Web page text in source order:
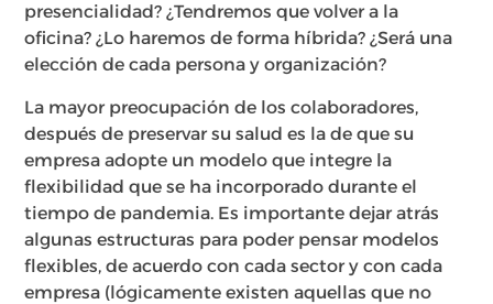
presencialidad? ¿Tendremos que volver a la
oficina? ¿Lo haremos de forma híbrida? ¿Será una
elección de cada persona y organización?
La mayor preocupación de los colaboradores,
después de preservar su salud es la de que su
empresa adopte un modelo que integre la
flexibilidad que se ha incorporado durante el
tiempo de pandemia. Es importante dejar atrás
algunas estructuras para poder pensar modelos
flexibles, de acuerdo con cada sector y con cada
empresa (lógicamente existen aquellas que no